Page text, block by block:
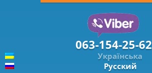
063-154-25-62
Українська
Русский